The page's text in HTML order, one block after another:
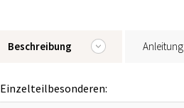
Beschreibung Anleitung
Einzelteilbesonderen: